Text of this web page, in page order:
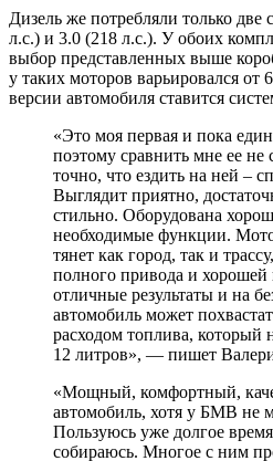
Дизель же потребляли только две
л.с.) и 3.0 (218 л.с.). У обоих
выбор представленных выше
у таких моторов варьировался от
версии автомобиля ставится
«Это моя первая и пока
поэтому сравнить мне ее не
точно, что ездить на ней –
Выглядит приятно,
стильно. Оборудована
необходимые функции.
тянет как город, так и
полного привода и хорошей
отличные результаты и на
автомобиль может
расходом топлива, который
12 литров», — пишет
«Мощный, комфортный,
автомобиль, хотя у БМВ не
Пользуюсь уже долгое
собираюсь. Многое с ним